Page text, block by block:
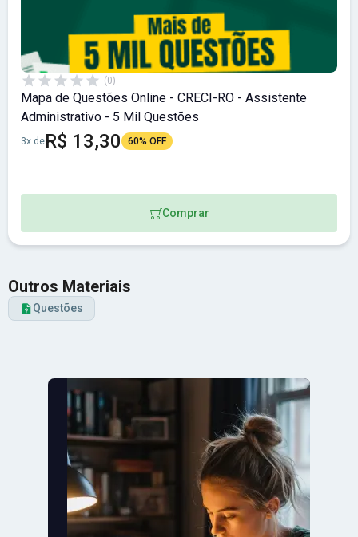
(0)
Mapa de Questões Online - CRECI-RO - Assistente
Administrativo - 5 Mil Questões
3x deR$ 13,30 60% OFF
Comprar
Outros Materiais
Questões